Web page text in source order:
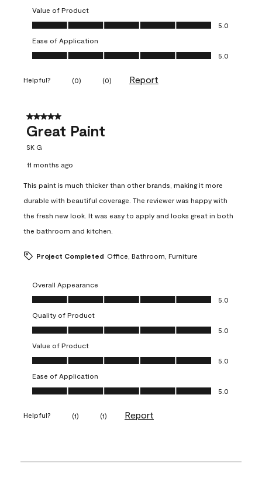
Value of Product
Value of Product, 5.0 out of 5
5.0
Ease of Application
Ease of Application, 5.0 out of 5
5.0
Helpful? (0) (0) Report
5 out of 5 stars.
Great Paint
SK G
11 months ago
This paint is much thicker than other brands, making it more
durable with beautiful coverage. The reviewer was happy with
the fresh new look. It was easy to apply and looks great in both
the bathroom and kitchen.
Project Completed Office, Bathroom, Furniture
Overall Appearance
Overall Appearance, 5.0 out of 5
5.0
Quality of Product
Quality of Product, 5.0 out of 5
5.0
Value of Product
Value of Product, 5.0 out of 5
5.0
Ease of Application
Ease of Application, 5.0 out of 5
5.0
Helpful? (1) (1) Report